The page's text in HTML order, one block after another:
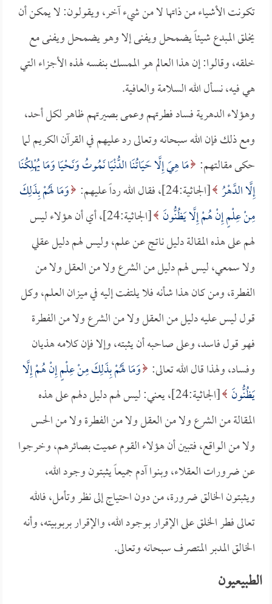
تكونت الأشياء من ذاتها لا من شيء آخر، ويقولون: لا يمكن أن
يخلق المبدع شيئاً يضمحل ويفنى إلا وهو يضمحل ويفنى مع
خلقه، وقالوا: إن هذا العالم هو الممسك بنفسه لهذه الأجزاء التي
هي فيه، نسأل الله السلامة والعافية.
وهؤلاء الدهرية فساد فطرتهم وعمى بصيرتهم ظاهر لكل أحد،
ومع ذلك فإن الله سبحانه وتعالى رد عليهم في القرآن الكريم لما
حكى مقالتهم: مَا هِيَ إِلَّا حَيَاتُنَا الدُّنْيَا نَمُوتُ وَنَحْيَا وَمَا يُهْلِكُنَا
إِلَّا الدَّهْرُ [الجاثية:24]، فقال الله رداً عليهم:
وَمَا لَهُمْ بِذَلِكَ
مِنْ عِلْمٍ إِنْ هُمْ إِلَّا يَظُنُّونَ
[الجاثية:24]، أي أن هؤلاء ليس
لهم على هذه المقالة دليل ناتج عن علم، وليس لهم دليل عقلي
ولا سمعي، ليس لهم دليل من الشرع ولا من العقل ولا من
الفطرة، ومن كان هذا شأنه فلا يلتفت إليه في ميزان العلم، وكل
قول ليس عليه دليل من العقل ولا من الشرع ولا من الفطرة
فهو قول فاسد، وعلى صاحبه أن يثبته، وإلا فإن كلامه هذيان
وفساد، ولهذا قال الله تعالى: وَمَا لَهُمْ بِذَلِكَ مِنْ عِلْمٍ إِنْ هُمْ إِلَّا
يَظُنُّونَ
[الجاثية:24]، يعني: ليس لهم دليل دلهم على هذه
المقالة من الشرع ولا من العقل ولا من الفطرة ولا من الحس
ولا من الواقع، فتبين أن هؤلاء القوم عميت بصائرهم، وخرجوا
عن ضرورات العقلاء، وبنوا آدم جميعاً يثبتون وجود الله،
ويثبتون الخالق ضرورة، من دون احتياج إلى نظر وتأمل، فالله
تعالى فطر الخلق على الإقرار بوجود الله، والإقرار بربوبيته، وأنه
الخالق المدبر المتصرف سبحانه وتعالى.
الطبيعيون